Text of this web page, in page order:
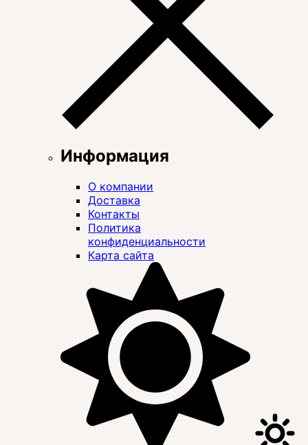
Информация
О компании
Доставка
Контакты
Политика
конфиденциальности
Карта сайта